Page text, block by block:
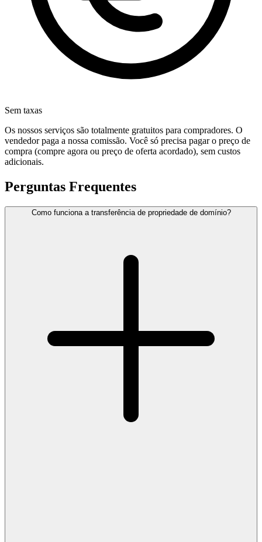
Sem taxas
Os nossos serviços são totalmente gratuitos para compradores. O
vendedor paga a nossa comissão. Você só precisa pagar o preço de
compra (compre agora ou preço de oferta acordado), sem custos
adicionais.
Perguntas Frequentes
Como funciona a transferência de propriedade de domínio?